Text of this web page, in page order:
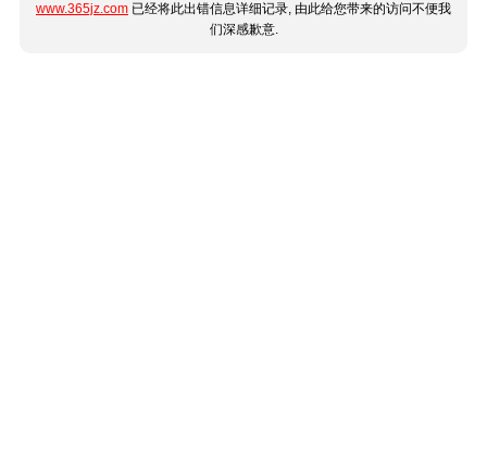
www.365jz.com 已经将此出错信息详细记录, 由此给您带来的访问不便我
们深感歉意.